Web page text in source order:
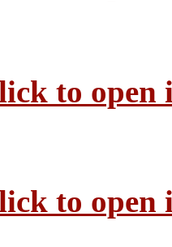
to open
to open